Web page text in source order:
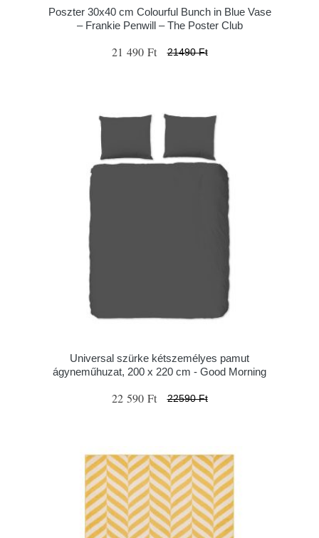
Poszter 30x40 cm Colourful Bunch in Blue Vase
– Frankie Penwill – The Poster Club
21 490 Ft 21490 Ft
Universal szürke kétszemélyes pamut
ágyneműhuzat, 200 x 220 cm - Good Morning
22 590 Ft 22590 Ft